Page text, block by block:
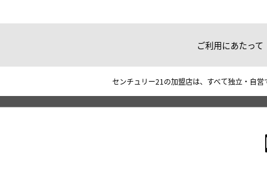
ご利用にあたって
センチュリー21の加盟店は、すべて独立・自営